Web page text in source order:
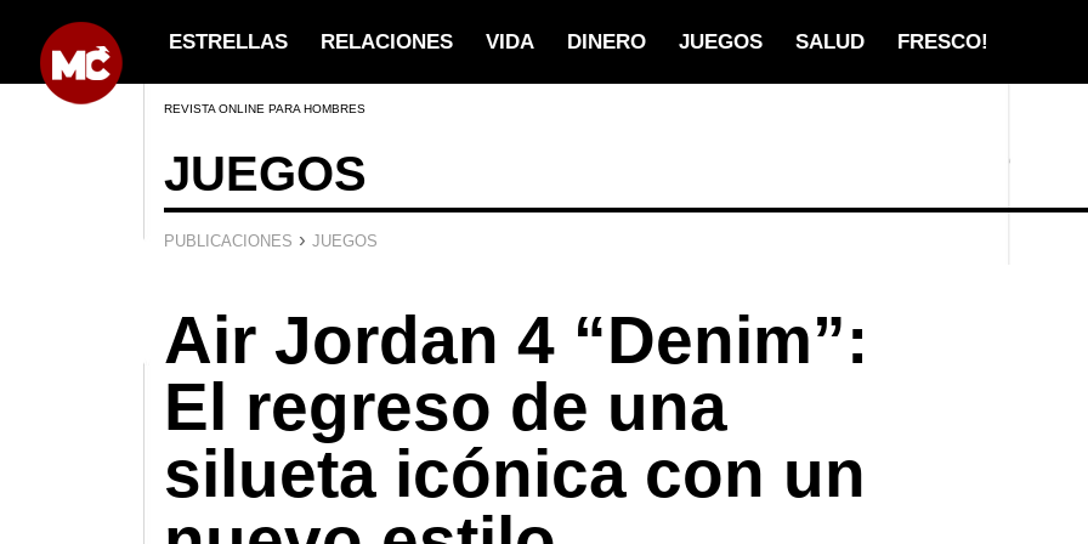
ESTRELLAS RELACIONES VIDA DINERO JUEGOS SALUD FRESCO!
REVISTA ONLINE PARA HOMBRES
JUEGOS
PUBLICACIONES › JUEGOS
Air Jordan 4 “Denim”:
El regreso de una
silueta icónica con un